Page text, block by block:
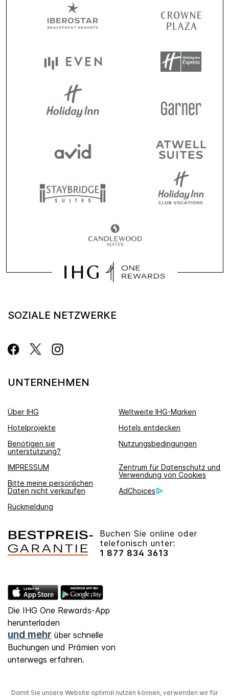
SOZIALE NETZWERKE
UNTERNEHMEN
Über IHG
Weltweite IHG-Marken
Hotelprojekte
Hotels entdecken
Benötigen sie
unterstützung?
Nutzungsbedingungen
IMPRESSUM
Zentrum für Datenschutz und
Verwendung von Cookies
Bitte meine persönlichen
Daten nicht verkaufen
AdChoices
Rückmeldung
Buchen Sie online oder
telefonisch unter:
1 877 834 3613
Die IHG One Rewards-App
herunterladen
und mehr über schnelle
Buchungen und Prämien von
unterwegs erfahren.
Damit Sie unsere Website optimal nutzen können, verwenden wir für